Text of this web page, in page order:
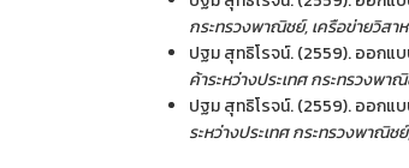
กระทรวงพาณิชย์, เครือข่ายวิส
ปฐม สุทธิโรจน์. (2559). ออก
ค้าระหว่างประเทศ กระทรวงพ
ปฐม สุทธิโรจน์. (2559). ออก
ระหว่างประเทศ กระทรวงพาณิ